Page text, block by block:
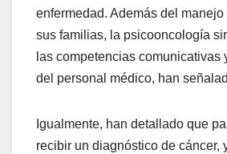
enfermedad. Además del
sus familias, la psicooncología
las competencias comunicativas
del personal médico, han
Igualmente, han detallado que
recibir un diagnóstico de cáncer,